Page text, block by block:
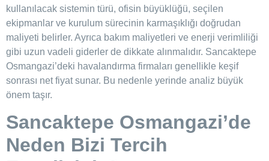
kullanılacak sistemin türü, ofisin büyüklüğü, seçilen
ekipmanlar ve kurulum sürecinin karmaşıklığı doğrudan
maliyeti belirler. Ayrıca bakım maliyetleri ve enerji verimliliği
gibi uzun vadeli giderler de dikkate alınmalıdır. Sancaktepe
Osmangazi’deki havalandırma firmaları genellikle keşif
sonrası net fiyat sunar. Bu nedenle yerinde analiz büyük
önem taşır.
Sancaktepe Osmangazi’de
Neden Bizi Tercih